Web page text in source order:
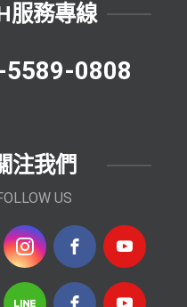
服務專線
5589-0808
注我們
US